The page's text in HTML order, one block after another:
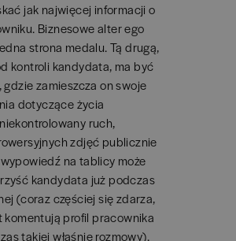
jak najwięcej informacji o
Biznesowe alter ego
strona medalu. Tą drugą,
kontroli kandydata, ma być
zamieszcza on swoje
dotyczące życia
ruch,
zdjęć publicznie
na tablicy może
kandydata już podczas
(coraz częściej się zdarza,
komentują profil pracownika
takiej właśnie rozmowy).